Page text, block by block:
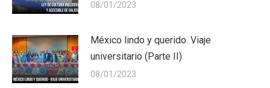
08/01/2023
México lindo y querido. Viaje
universitario (Parte II)
08/01/2023